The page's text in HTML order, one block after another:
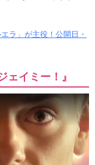
ラ」が主役！公開日・
ェイミー！』